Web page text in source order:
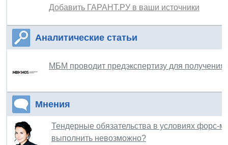
Добавить ГАРАНТ.РУ в ваши источники
Аналитические статьи
МБМ проводит предэкспертизу для получения
Мнения
Тендерные обязательства в условиях форс-
выполнить невозможно?